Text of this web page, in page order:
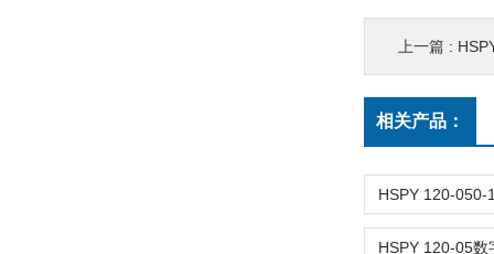
上一篇 :
相关产品：